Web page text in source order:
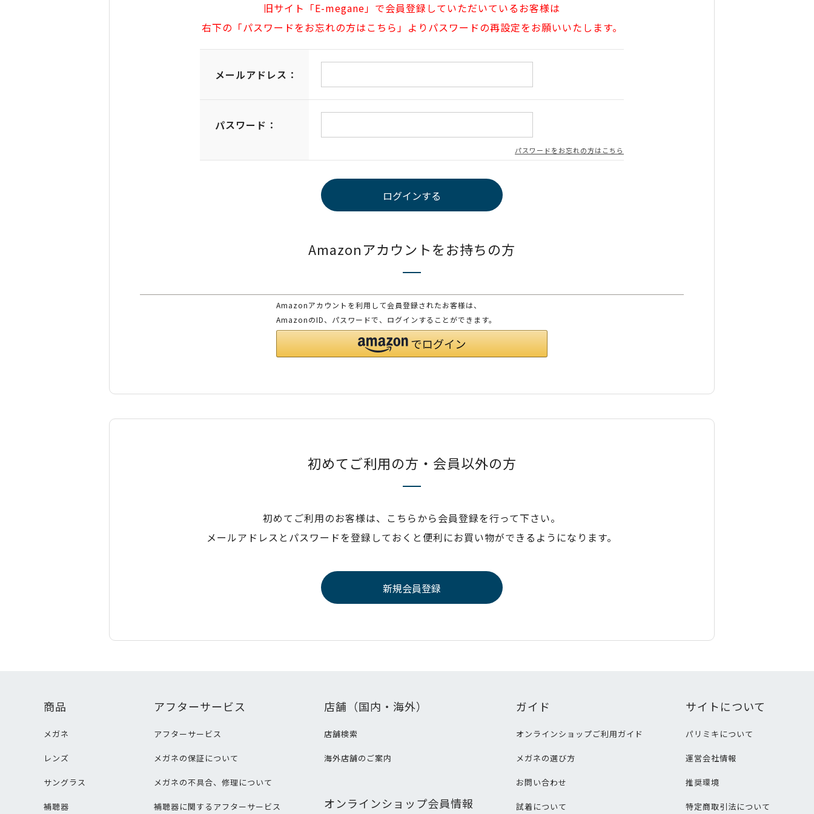
旧サイト「E-megane」で会員登録していただいているお客様は
右下の「パスワードをお忘れの方はこちら」よりパスワードの再設定をお願いいたします。
メールアドレス：
パスワード：
パスワードをお忘れの方はこちら
Amazonアカウントをお持ちの方
Amazonアカウントを利用して会員登録されたお客様は、
AmazonのID、パスワードで、ログインすることができます。
初めてご利用の方・会員以外の方
初めてご利用のお客様は、こちらから会員登録を行って下さい。
メールアドレスとパスワードを登録しておくと便利にお買い物ができるようになります。
商品
メガネ
レンズ
サングラス
補聴器
アフターサービス
アフターサービス
メガネの保証について
メガネの不具合、修理について
補聴器に関するアフターサービス
店舗（国内・海外）
店舗検索
海外店舗のご案内
オンラインショップ会員情報
ガイド
オンラインショップご利用ガイド
メガネの選び方
お問い合わせ
試着について
サイトについて
パリミキについて
運営会社情報
推奨環境
特定商取引法について